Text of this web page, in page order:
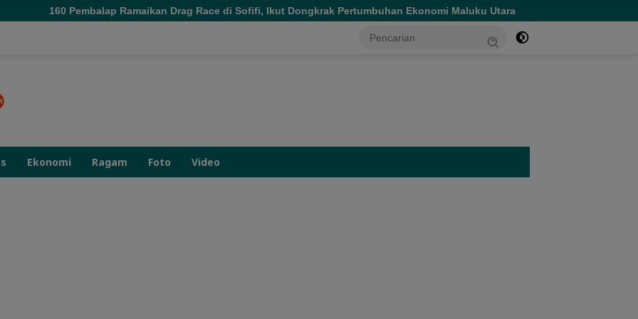
Drag Race di Sofifi, Ikut Dongkrak Pertumbuhan Ekonomi Maluku Utara Catat! Pemkot Ternate Hapus Denda
Ekonomi Ragam Foto Video